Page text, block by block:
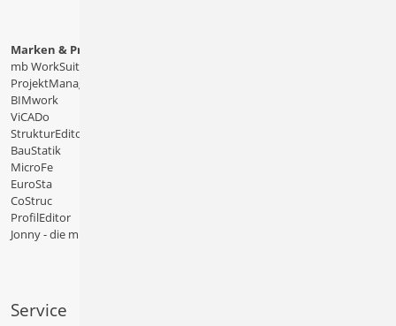
Marken & Produkte
mb WorkSuite
ProjektManager
BIMwork
ViCADo
StrukturEditor
BauStatik
MicroFe
EuroSta
CoStruc
ProfilEditor
Jonny - die mb-App
Service